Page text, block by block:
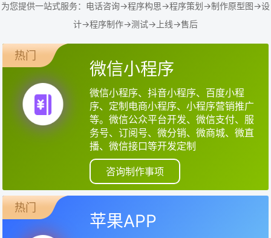
为您提供一站式服务：电话咨询->程序构思->程序策划->制作原型图->设
计->程序制作->测试->上线->售后
热门
微信小程序
微信小程序、抖音小程序、百度小程
序、定制电商小程序、小程序营销推广
等。微信公众平台开发、微信支付、服
务号、订阅号、微分销、微商城、微直
播、微信接口等开发定制
咨询制作事项
热门
苹果APP